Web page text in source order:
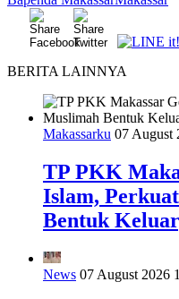
BERITA LAINNYA
Makassarku 07 August
TP PKK
Islam,
Bentuk
News 07 August 2026